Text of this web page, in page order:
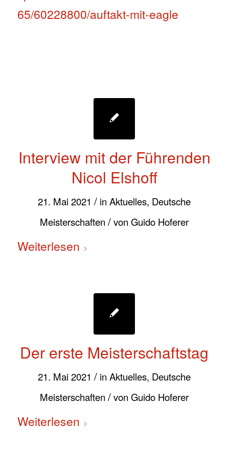
65/60228800/auftakt-mit-eagle
Interview mit der Führenden
Nicol Elshoff
21. Mai 2021 / inAktuelles, Deutsche
Meisterschaften / vonGuido Hoferer
Weiterlesen
Der erste Meisterschaftstag
21. Mai 2021 / inAktuelles, Deutsche
Meisterschaften / vonGuido Hoferer
Weiterlesen